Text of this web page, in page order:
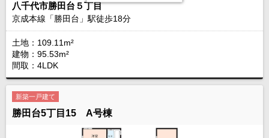
八千代市勝田台５丁目
京成本線「勝田台」駅徒歩18分
土地：109.11m²
建物：95.53m²
間取：4LDK
新築一戸建て
勝田台5丁目15 A号棟